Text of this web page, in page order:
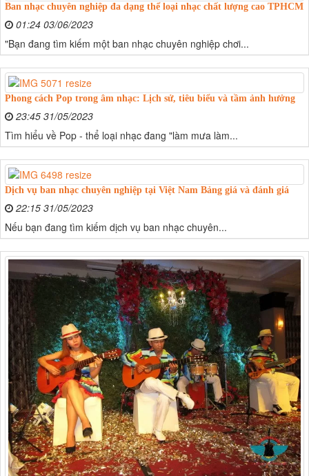
Ban nhạc chuyên nghiệp đa dạng thể loại nhạc chất lượng cao TPHCM
01:24 03/06/2023
"Bạn đang tìm kiếm một ban nhạc chuyên nghiệp chơi...
Phong cách Pop trong âm nhạc: Lịch sử, tiêu biểu và tầm ảnh hưởng
23:45 31/05/2023
Tìm hiểu về Pop - thể loại nhạc đang "làm mưa làm...
Dịch vụ ban nhạc chuyên nghiệp tại Việt Nam Bảng giá và đánh giá
22:15 31/05/2023
Nếu bạn đang tìm kiếm dịch vụ ban nhạc chuyên...